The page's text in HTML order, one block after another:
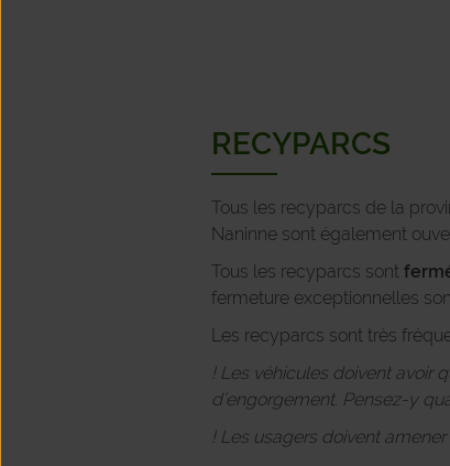
RECYPARCS
Tous les recyparcs de la
Naninne sont également
Tous les recyparcs sont
fermeture exceptionnelles
Les recyparcs sont très
! Les véhicules doivent avoir
d’engorgement. Pensez-y
! Les usagers doivent